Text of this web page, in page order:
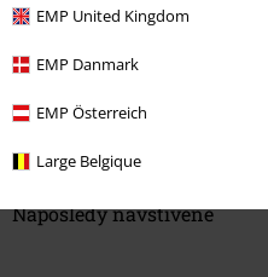
EMP United Kingdom
EMP Danmark
EMP Österreich
Large Belgique
Naposledy navštívené